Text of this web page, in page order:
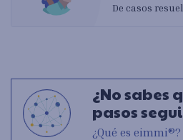
De casos
¿No sabes
pasos
¿Qué es eimmi®?